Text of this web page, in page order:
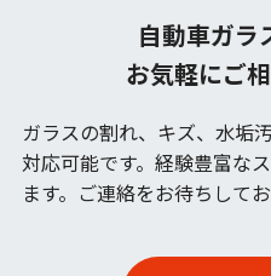
自動車ガラ
お気軽にご
ガラスの割れ、キズ、水垢
対応可能です。 経験豊富な
ます。ご連絡をお待ちしてお